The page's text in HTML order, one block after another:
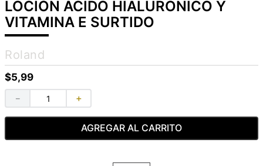
LOCIÓN ÁCIDO HIALURONICO Y
VITAMINA E SURTIDO
Roland
$5,99
＋
－
AGREGAR AL CARRITO